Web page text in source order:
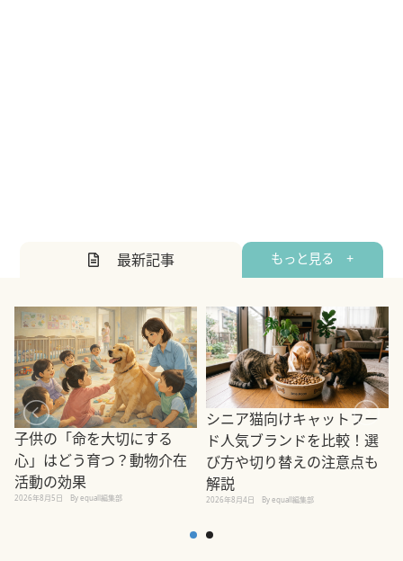
最新記事 もっと見る +
子供の「命を大切にする
心」はどう育つ？動物介在
活動の効果
2026年8月5日 By equall編集部
シニア猫向けキャットフー
ド人気ブランドを比較！選
び方や切り替えの注意点も
解説
2026年8月4日 By equall編集部